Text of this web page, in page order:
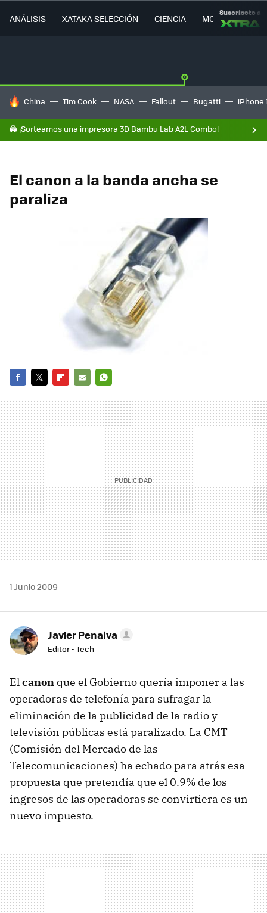
ANÁLISIS XATAKA SELECCIÓN CIENCIA MOVILIDAD
Suscríbete a
HOY SE HABLA DE
China Tim Cook NASA Fallout Bugatti iPhone
🖨️ ¡Sorteamos una impresora 3D Bambu Lab A2L Combo!
El canon a la banda ancha se
paraliza
MAIL
1 Junio 2009
Javier Penalva
Editor - Tech
Elcanon que el Gobierno quería imponer a las
operadoras de telefonía para sufragar la
eliminación de la publicidad de la radio y
televisión públicas está paralizado. La CMT
(Comisión del Mercado de las
Telecomunicaciones) ha echado para atrás esa
propuesta que pretendía que el 0.9% de los
ingresos de las operadoras se convirtiera es un
nuevo impuesto.